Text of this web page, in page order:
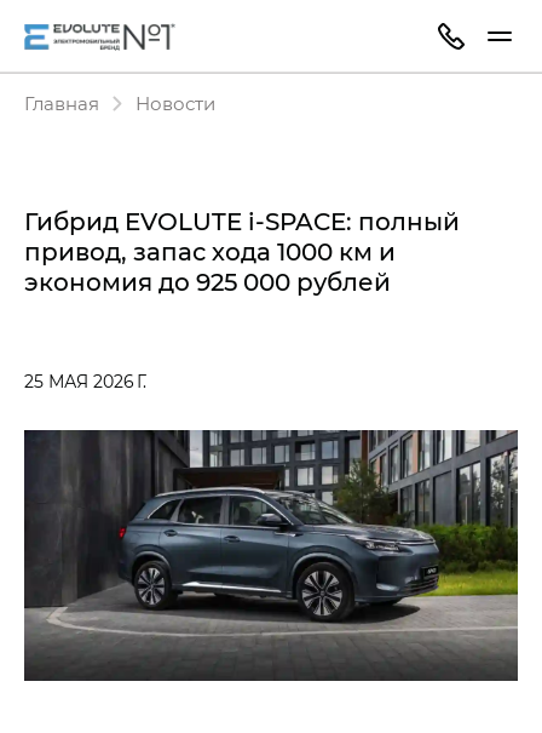
Главная Новости
Гибрид EVOLUTE i‑SPACE: полный
привод, запас хода 1000 км и
экономия до 925 000 рублей
25 МАЯ 2026 Г.